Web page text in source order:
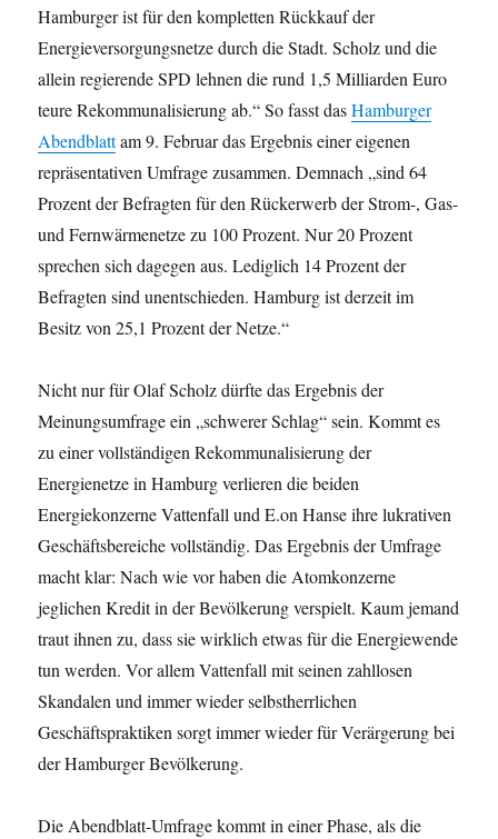
Hamburger ist für den kompletten Rückkauf der
Energieversorgungsnetze durch die Stadt. Scholz und die
allein regierende SPD lehnen die rund 1,5 Milliarden Euro
teure Rekommunalisierung ab.“ So fasst dasHamburger
Abendblattam 9. Februar das Ergebnis einer eigenen
repräsentativen Umfrage zusammen. Demnach „sind 64
Prozent der Befragten für den Rückerwerb der Strom-, Gas-
und Fernwärmenetze zu 100 Prozent. Nur 20 Prozent
sprechen sich dagegen aus. Lediglich 14 Prozent der
Befragten sind unentschieden. Hamburg ist derzeit im
Besitz von 25,1 Prozent der Netze.“
Nicht nur für Olaf Scholz dürfte das Ergebnis der
Meinungsumfrage ein „schwerer Schlag“ sein. Kommt es
zu einer vollständigen Rekommunalisierung der
Energienetze in Hamburg verlieren die beiden
Energiekonzerne Vattenfall und E.on Hanse ihre lukrativen
Geschäftsbereiche vollständig. Das Ergebnis der Umfrage
macht klar: Nach wie vor haben die Atomkonzerne
jeglichen Kredit in der Bevölkerung verspielt. Kaum jemand
traut ihnen zu, dass sie wirklich etwas für die Energiewende
tun werden. Vor allem Vattenfall mit seinen zahllosen
Skandalen und immer wieder selbstherrlichen
Geschäftspraktiken sorgt immer wieder für Verärgerung bei
der Hamburger Bevölkerung.
Die Abendblatt-Umfrage kommt in einer Phase, als die